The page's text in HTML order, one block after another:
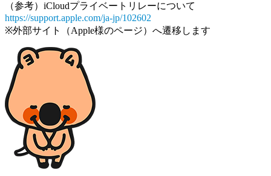
（参考）iCloudプライベートリレーについて
https://support.apple.com/ja-jp/102602
※外部サイト（Apple様のページ）へ遷移します